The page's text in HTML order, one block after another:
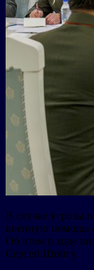
В случае угрозы
военную помощь
Об этом в ходе
Сергей Шойгу.